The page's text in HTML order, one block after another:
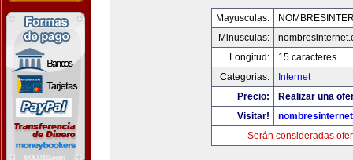
Mayusculas:
Minusculas:
Longitud:
15 caracteres
Categorias:
Internet
Precio:
Realizar una
Visitar!
Serán consideradas